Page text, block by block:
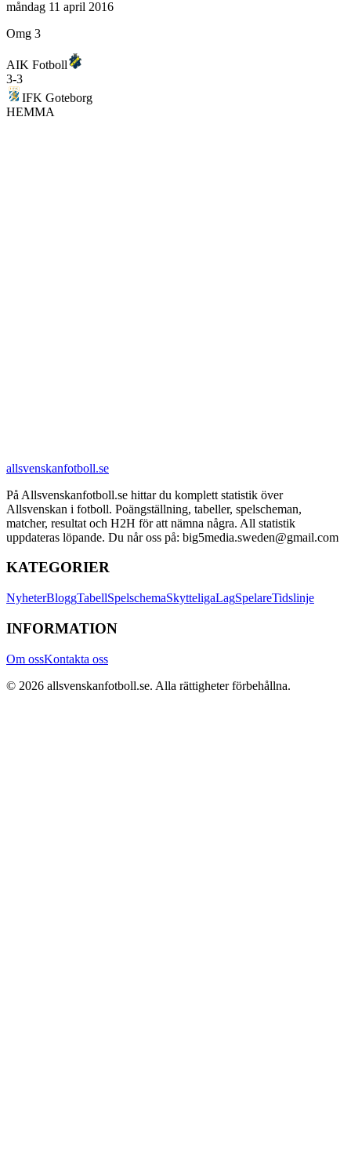
måndag 11 april 2016
Omg 3
AIK Fotboll
3-3
IFK Goteborg
HEMMA
allsvenskanfotboll.se
På Allsvenskanfotboll.se hittar du komplett statistik över
Allsvenskan i fotboll. Poängställning, tabeller, spelscheman,
matcher, resultat och H2H för att nämna några. All statistik
uppdateras löpande. Du når oss på: big5media.sweden@gmail.com
KATEGORIER
NyheterBloggTabellSpelschemaSkytteligaLagSpelareTidslinje
INFORMATION
Om ossKontakta oss
© 2026 allsvenskanfotboll.se. Alla rättigheter förbehållna.